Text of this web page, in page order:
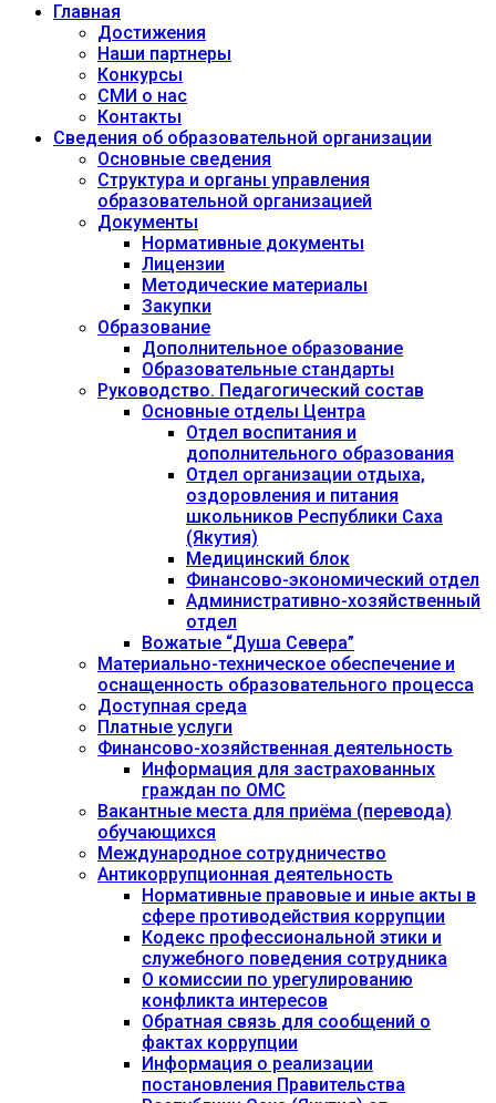
Главная
Достижения
Наши партнеры
Конкурсы
СМИ о нас
Контакты
Сведения об образовательной организации
Основные сведения
Структура и органы управления
образовательной организацией
Документы
Нормативные документы
Лицензии
Методические материалы
Закупки
Образование
Дополнительное образование
Образовательные стандарты
Руководство. Педагогический состав
Основные отделы Центра
Отдел воспитания и
дополнительного образования
Отдел организации отдыха,
оздоровления и питания
школьников Республики Саха
(Якутия)
Медицинский блок
Финансово-экономический отдел
Административно-хозяйственный
отдел
Вожатые “Душа Севера”
Материально-техническое обеспечение и
оснащенность образовательного процесса
Доступная среда
Платные услуги
Финансово-хозяйственная деятельность
Информация для застрахованных
граждан по ОМС
Вакантные места для приёма (перевода)
обучающихся
Международное сотрудничество
Антикоррупционная деятельность
Нормативные правовые и иные акты в
сфере противодействия коррупции
Кодекс профессиональной этики и
служебного поведения сотрудника
О комиссии по урегулированию
конфликта интересов
Обратная связь для сообщений о
фактах коррупции
Информация о реализации
постановления Правительства